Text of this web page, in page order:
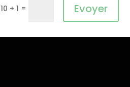
10 + 1 = Evoyer